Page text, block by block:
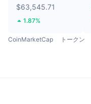
$63,545.71
1.87%
CoinMarketCap トークン